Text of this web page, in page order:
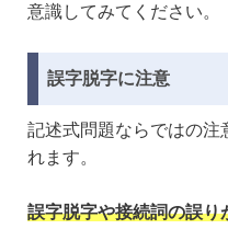
意識してみてください。
誤字脱字に注意
記述式問題ならではの注
れます。
誤字脱字や接続詞の誤り